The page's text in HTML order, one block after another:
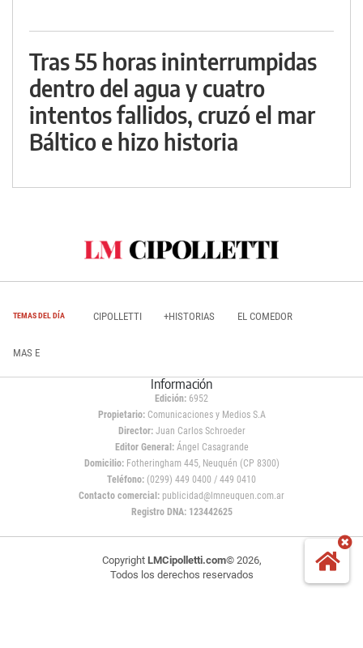
Tras 55 horas ininterrumpidas
dentro del agua y cuatro
intentos fallidos, cruzó el mar
Báltico e hizo historia
TEMAS DEL DÍA CIPOLLETTI +HISTORIAS EL COMEDOR
MAS E
Información
Edición: 6952
Propietario:Comunicaciones y Medios S.A
Director: Juan Carlos Schroeder
Editor General:Ángel Casagrande
Domicilio:Fotheringham 445, Neuquén (CP 8300)
Teléfono: (0299) 449 0400 / 449 0410
Contacto comercial: publicidad@lmneuquen.com.ar
Registro DNA: 123442625
Copyright LMCipolletti.com© 2026,
Todos los derechos reservados